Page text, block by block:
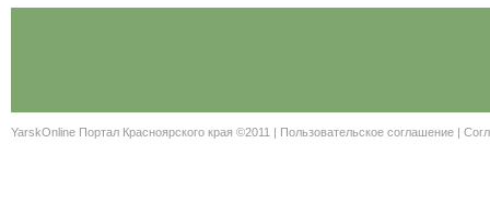
YarskOnline Портал Красноярского края ©2011 | Пользовательское соглашение |